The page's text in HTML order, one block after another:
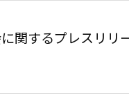
関するプレスリリ